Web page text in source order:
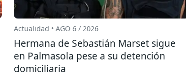
Actualidad • AGO 6 / 2026
Hermana de Sebastián Marset sigue
en Palmasola pese a su detención
domiciliaria